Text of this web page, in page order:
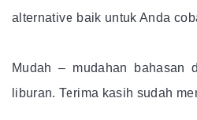
alternative baik untuk Anda
Mudah – mudahan bahasan
liburan. Terima kasih sudah